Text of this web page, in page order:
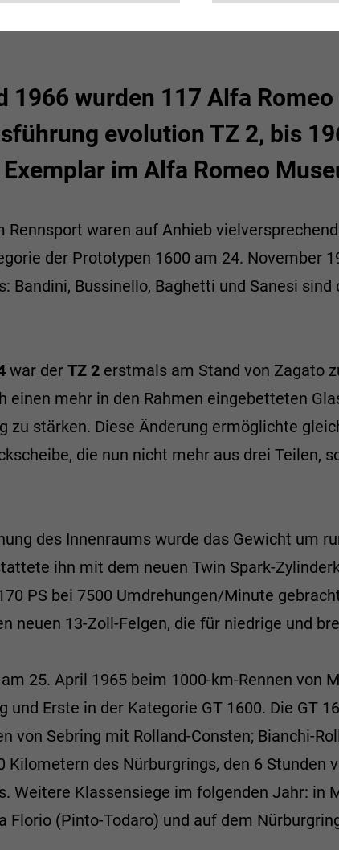
1966 wurden 117 Alfa
evolution TZ 2, bis
im Alfa Romeo
Rennsport waren auf Anhieb
der Prototypen 1600 am 24. November
Bandini, Bussinello, Baghetti und Sanesi
war der TZ 2 erstmals am Stand von Zagato
einen mehr in den Rahmen eingebetteten
zu stärken. Diese Änderung ermöglichte
die nun nicht mehr aus drei Teilen,
des Innenraums wurde das Gewicht um
ihn mit dem neuen Twin Spark-
PS bei 7500 Umdrehungen/Minute
neuen 13-Zoll-Felgen, die für niedrige und
25. April 1965 beim 1000-km-Rennen von
und Erste in der Kategorie GT 1600. Die GT
von Sebring mit Rolland-Consten; Bianchi-
Kilometern des Nürburgrings, den 6 Stunden
Weitere Klassensiege im folgenden Jahr: in
Florio (Pinto-Todaro) und auf dem